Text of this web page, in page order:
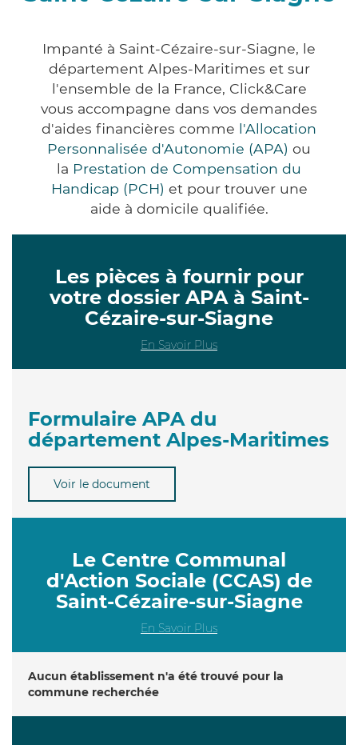
Impanté à Saint-Cézaire-sur-Siagne, le
département Alpes-Maritimes et sur
l'ensemble de la France, Click&Care
vous accompagne dans vos demandes
d'aides financières comme l'Allocation
Personnalisée d'Autonomie (APA) ou
la Prestation de Compensation du
Handicap (PCH) et pour trouver une
aide à domicile qualifiée.
Les pièces à fournir pour
votre dossier APA à Saint-
Cézaire-sur-Siagne
En Savoir Plus
Formulaire APA du
département Alpes-Maritimes
Voir le document
Le Centre Communal
d'Action Sociale (CCAS) de
Saint-Cézaire-sur-Siagne
En Savoir Plus
Aucun établissement n'a été trouvé pour la
commune recherchée